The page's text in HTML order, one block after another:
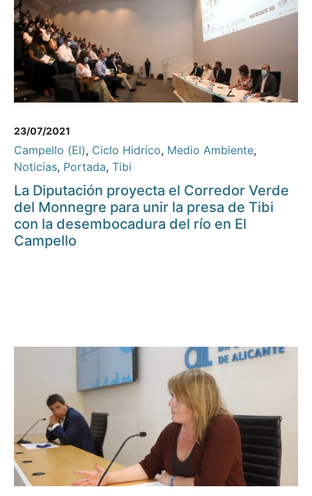
23/07/2021
Campello (El), Ciclo Hidríco, Medio Ambiente,
Noticias, Portada, Tibi
La Diputación proyecta el Corredor Verde
del Monnegre para unir la presa de Tibi
con la desembocadura del río en El
Campello